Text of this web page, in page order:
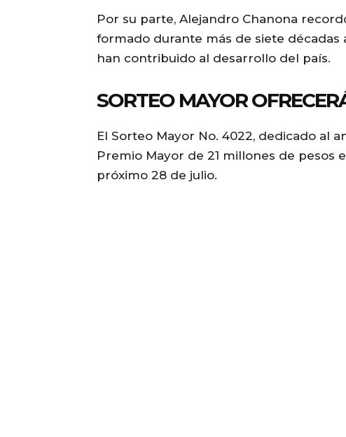
Por su parte, Alejandro Chanona
formado durante más de siete
han contribuido al desarrollo del país.
SORTEO MAYOR
El Sorteo Mayor No. 4022, dedicado al
Premio Mayor de 21 millones de pesos
próximo 28 de julio.